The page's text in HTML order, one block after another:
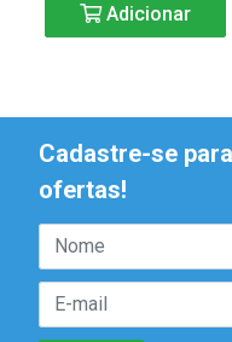
Adicionar
Cadastre-se
ofertas!